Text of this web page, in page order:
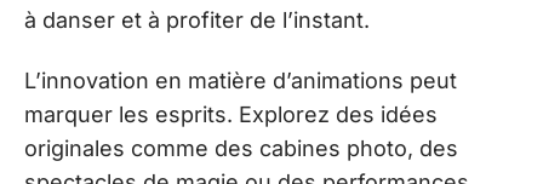
à danser et à profiter de l’instant.
L’innovation en matière d’animations peut
marquer les esprits. Explorez des idées
originales comme des cabines photo, des